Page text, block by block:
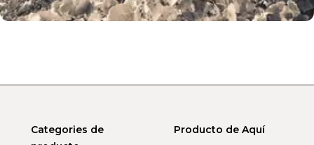
Categories de
Producto de Aquí